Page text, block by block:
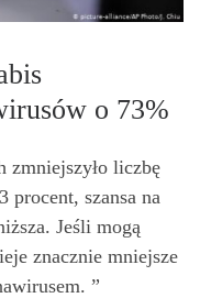
o 73%
zmniejszyło liczbę
szansa na
Jeśli mogą
znacznie mniejsze
”